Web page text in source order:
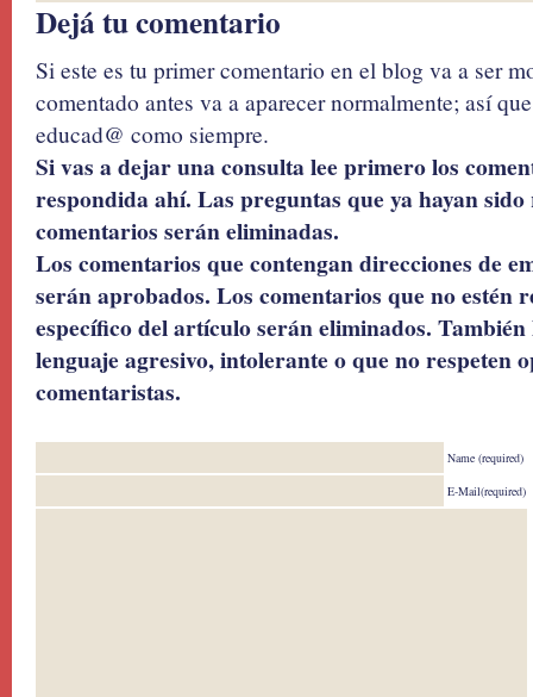
Dejá tu comentario
Si este es tu primer comentario en el blog va a ser
comentado antes va a aparecer normalmente; así
educad@ como siempre.
Si vas a dejar una consulta lee primero los
respondida ahí. Las preguntas que ya hayan
comentarios serán eliminadas.
Los comentarios que contengan direcciones de
serán aprobados. Los comentarios que no estén
específico del artículo serán eliminados.
lenguaje agresivo, intolerante o que no respeten
comentaristas.
Name (required)
E-Mail(required)